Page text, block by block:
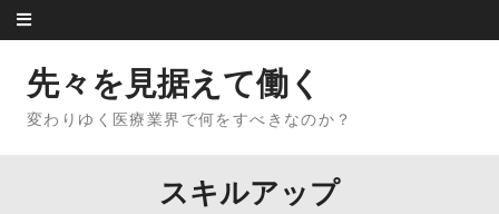
Skip to content
先々を見据えて働く
変わりゆく医療業界で何をすべきなのか？
スキルアップ